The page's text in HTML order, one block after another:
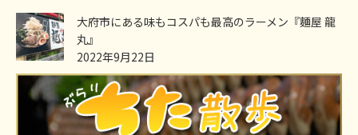
大府市にある味もコスパも最高のラーメン『麵屋 龍
丸』
2022年9月22日